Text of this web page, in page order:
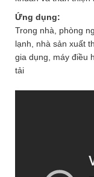
Ứng dụng:
Trong nhà, phòng
lạnh, nhà sản xuất
gia dụng, máy điều
tải